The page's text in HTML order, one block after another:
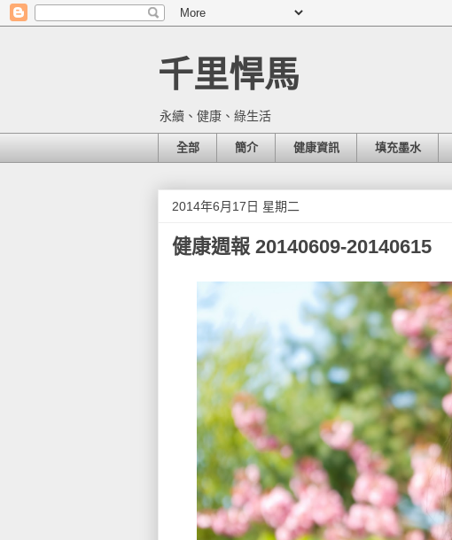
千里悍馬
永續、健康、綠生活
全部 簡介 健康資訊 填充墨水
2014年6月17日 星期二
健康週報 20140609-20140615